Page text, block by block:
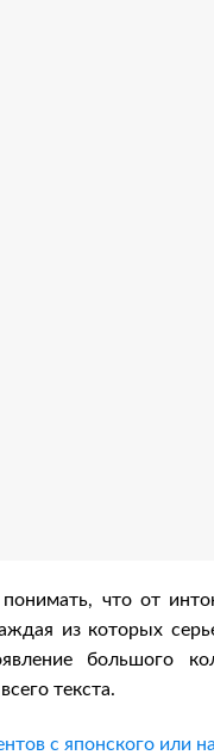
что от
из которых
большого
текста.
с японского или